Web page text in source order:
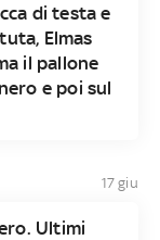
di testa e
Elmas
il pallone
e poi sul
17 giu
Ultimi